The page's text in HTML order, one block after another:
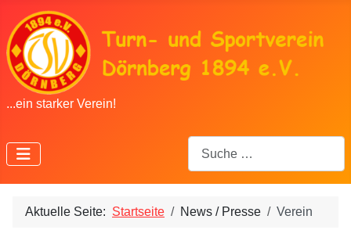
...ein starker Verein!
Aktuelle Seite: Startseite News / Presse Verein